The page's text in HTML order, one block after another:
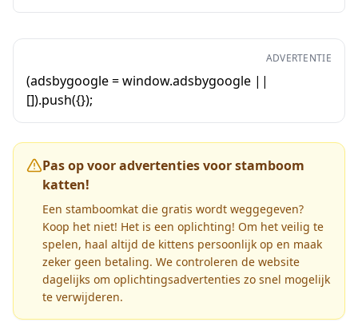
ADVERTENTIE
(adsbygoogle = window.adsbygoogle ||
[]).push({});
Pas op voor advertenties voor stamboom
katten!
Een stamboomkat die gratis wordt weggegeven?
Koop het niet! Het is een oplichting! Om het veilig te
spelen, haal altijd de kittens persoonlijk op en maak
zeker geen betaling. We controleren de website
dagelijks om oplichtingsadvertenties zo snel mogelijk
te verwijderen.